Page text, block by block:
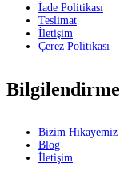
İade Politikası
Teslimat
İletişim
Çerez Politikası
Bilgilendirme
Bizim Hikayemiz
Blog
İletişim